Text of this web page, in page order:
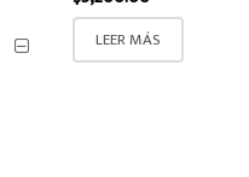
LEER MÁS